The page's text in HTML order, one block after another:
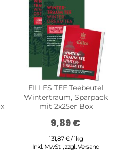
EILLES TEE Teebeutel
Wintertraum, Sparpack
mit 2x25er Box
9,89 €
131,87 € / 1kg
Inkl. MwSt. ,zzgl.Versand